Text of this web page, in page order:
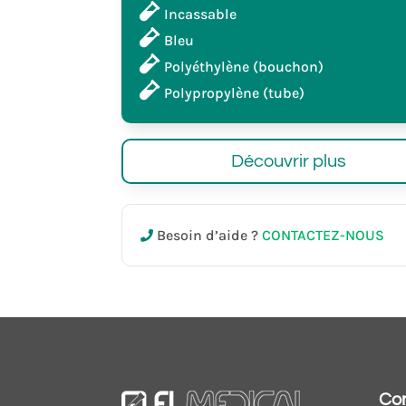
Incassable
Bleu
Polyéthylène (bouchon)
Polypropylène (tube)
Découvrir plus
Besoin d’aide ?CONTACTEZ-NOUS